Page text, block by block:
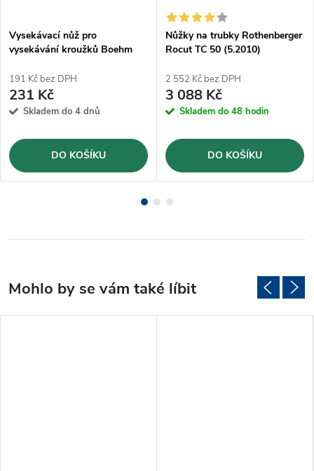
Vysekávací nůž pro
vysekávání kroužků Boehm
191 Kč bez DPH
231 Kč
Skladem do 4 dnů
DO KOŠÍKU
Nůžky na trubky Rothenberger
Rocut TC 50 (5.2010)
2 552 Kč bez DPH
3 088 Kč
Skladem do 48 hodin
DO KOŠÍKU